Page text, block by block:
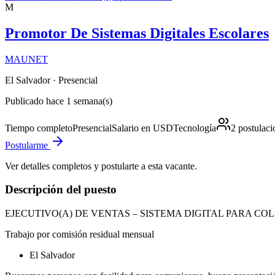
M
Promotor De Sistemas Digitales Escolares
MAUNET
El Salvador· Presencial
Publicado hace 1 semana(s)
Tiempo completoPresencialSalario en USDTecnología 2
Postularme
Ver detalles completos y postularte a esta vacante.
Descripción del puesto
EJECUTIVO(A) DE VENTAS – SISTEMA DIGITAL PARA
Trabajo por comisión residual mensual
El Salvador